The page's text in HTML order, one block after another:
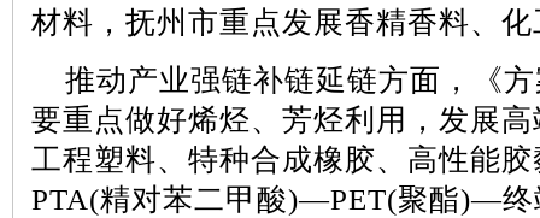
材料，抚州市重点发展香精香料、
推动产业强链补链延链方面，《
要重点做好烯烃、芳烃利用，发展
工程塑料、特种合成橡胶、高性能
PTA(精对苯二甲酸)—PET(聚酯)—终